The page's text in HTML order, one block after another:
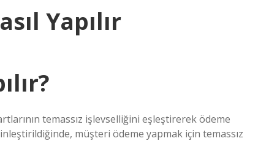
Yapılır
temassız işlevselliğini eşleştirerek ödeme
müşteri ödeme yapmak için temassız